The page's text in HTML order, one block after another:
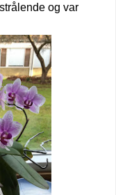
og var